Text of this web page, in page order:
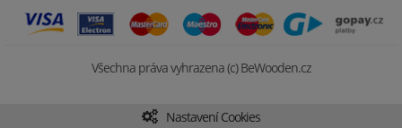
Všechna práva vyhrazena (c) BeWooden.cz
Nastavení Cookies